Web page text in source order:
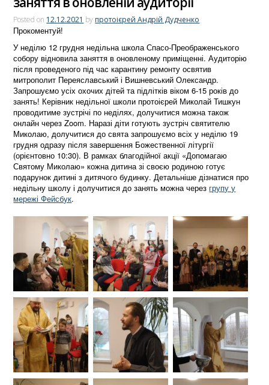
Posted on 12.12.2021 by протоієрей Андрій Дудченко
Прокоментуй!
У неділю 12 грудня недільна школа Спасо-Преображенського
собору відновила заняття в оновленому приміщенні. Аудиторію
після проведеного під час карантину ремонту освятив
митрополит Переяславський і Вишневський Олександр.
Запрошуємо усіх охочих дітей та підлітків віком 6-15 років до
занять! Керівник недільної школи протоієрей Миколай Тишкун
проводитиме зустрічі по неділях, долучитися можна також
онлайн через Zoom. Наразі діти готують зустріч святителю
Миколаю, долучитися до свята запрошуємо всіх у неділю 19
грудня одразу після завершення Божественної літургії
(орієнтовно 10:30). В рамках благодійної акції «Допомагаю
Святому Миколаю» кожна дитина зі своєю родиною готує
подарунок дитині з дитячого будинку. Детальніше дізнатися про
недільну школу і долучитися до занять можна через групу у
мережі Фейсбук.